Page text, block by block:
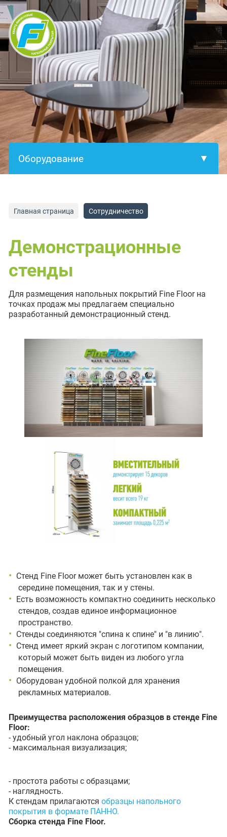
Главная страница Сотрудничество
Демонстрационные
стенды
Для размещения напольных покрытий Fine Floor на
точках продаж мы предлагаем специально
разработанный демонстрационный стенд.
Стенд Fine Floor может быть установлен как в
середине помещения, так и у стены.
Есть возможность компактно соединить несколько
стендов, создав единое информационное
пространство.
Стенды соединяются "спина к спине" и "в линию".
Стенд имеет яркий экран с логотипом компании,
который может быть виден из любого угла
помещения.
Оборудован удобной полкой для хранения
рекламных материалов.
Преимущества расположения образцов в стенде Fine
Floor:
- удобный угол наклона образцов;
- максимальная визуализация;
- простота работы с образцами;
- наглядность.
К стендам прилагаютсяобразцы напольного
покрытия в формате ПАННО.
Сборка стенда Fine Floor.
×